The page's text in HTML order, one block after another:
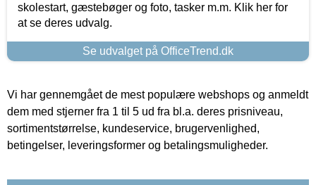
skolestart, gæstebøger og foto, tasker m.m. Klik her for
at se deres udvalg.
Se udvalget på OfficeTrend.dk
Vi har gennemgået de mest populære webshops og anmeldt
dem med stjerner fra 1 til 5 ud fra bl.a. deres prisniveau,
sortimentstørrelse, kundeservice, brugervenlighed,
betingelser, leveringsformer og betalingsmuligheder.